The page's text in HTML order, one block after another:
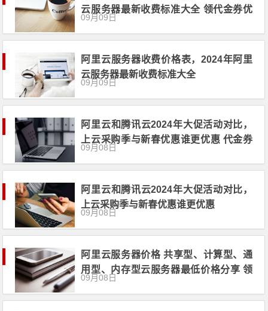
云服务器最新收费标准大全 领代金券优
惠券
09月09日
阿里云服务器收费价格表，2024年阿里
云服务器最新收费标准大全
09月09日
阿里云和腾讯云2024年大促活动对比，
上云采购季与新春优惠谁更优惠 代金券
优惠券领取
09月08日
阿里云和腾讯云2024年大促活动对比，
上云采购季与新春优惠谁更优惠
09月08日
阿里云服务器价格 共享型、计算型、通
用型、内存型云服务器最低价格分享 领
代金券
09月08日